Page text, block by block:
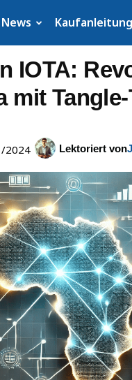
News
IOTA:
mit
2024 Lektoriert von